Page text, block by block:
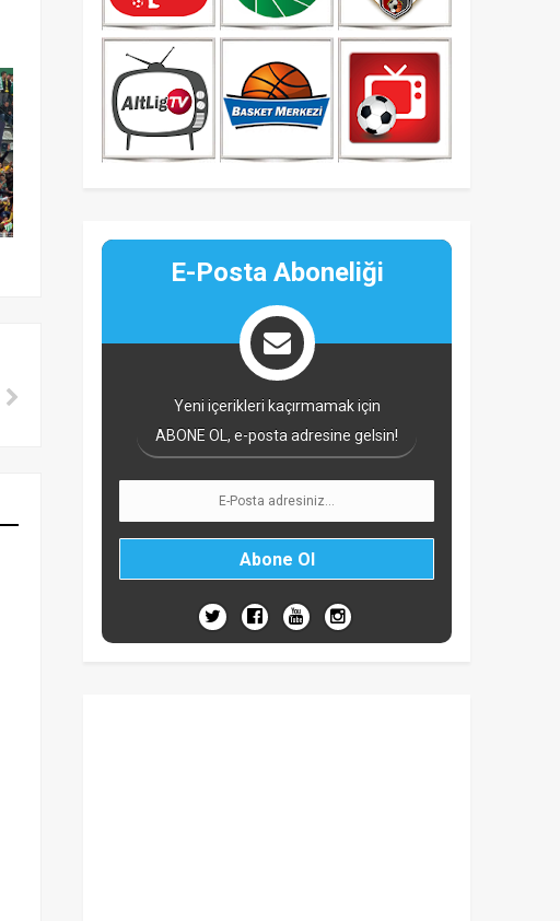
E-Posta Aboneliği
Yeni içerikleri kaçırmamak için
ABONE OL, e-posta adresine gelsin!